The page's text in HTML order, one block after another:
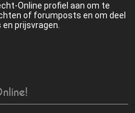
Online profiel aan om te
of forumposts en om deel
prijsvragen.